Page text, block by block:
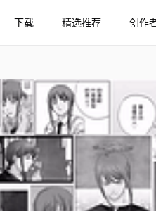
下载 精选推荐 创作